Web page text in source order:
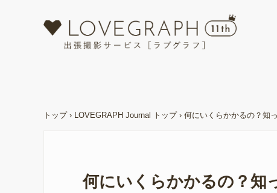
トップ› LOVEGRAPH Journal トップ› 何にいくらかかるの？知
何にいくらかかるの？知